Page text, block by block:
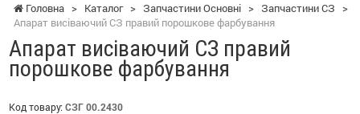
Головна > Каталог > Запчастини Основні > Запчастини СЗ
>
Апарат висіваючий СЗ правий порошкове фарбування
Апарат висіваючий СЗ правий
порошкове фарбування
Код товару: СЗГ 00.2430